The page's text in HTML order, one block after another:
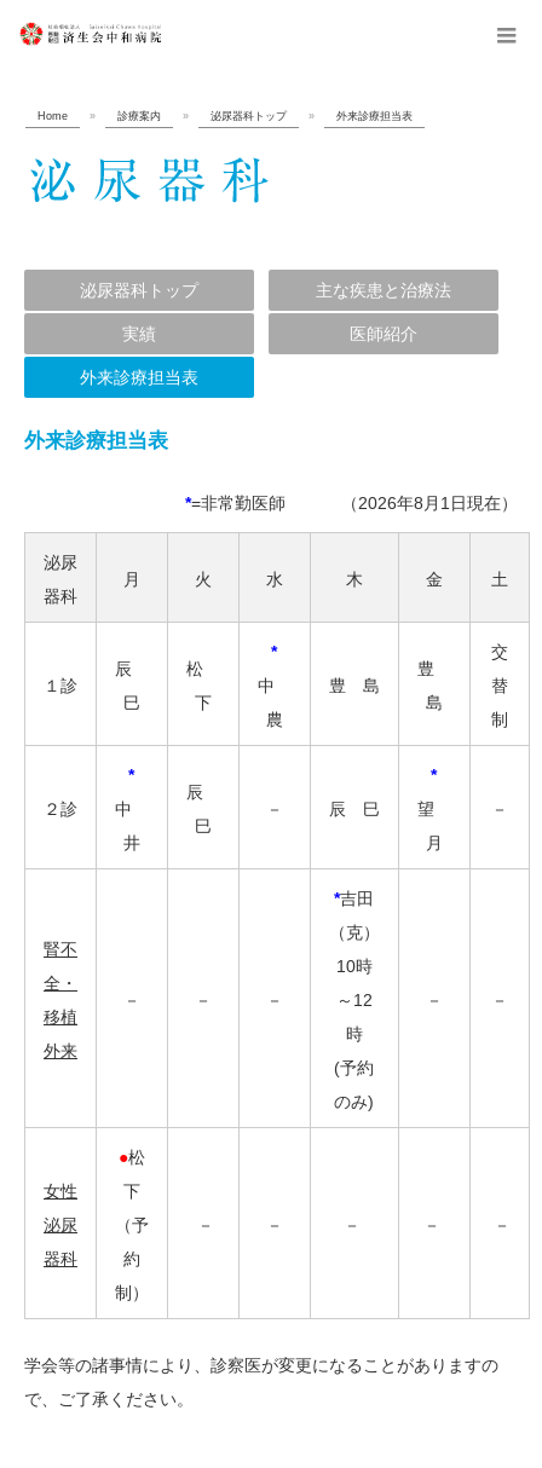
menu
Home » 診療案内 » 泌尿器科トップ » 外来診療担当表
泌尿器科トップ 主な疾患と治療法
実績 医師紹介
外来診療担当表
外来診療担当表
*=非常勤医師 （2026年8月1日現在）
泌尿
器科
月 火 水 木 金 土
１診
辰
巳
松
下
*
中
農
豊 島
豊
島
交
替
制
２診
*
中
井
辰
巳
－ 辰 巳
*
望
月
－
腎不
全・
移植
外来
－ － －
*吉田
（克）
10時
～12
時
(予約
のみ)
－ －
女性
泌尿
器科
●松
下
（予
約
制）
－ － － － －
学会等の諸事情により、診察医が変更になることがありますの
で、ご了承ください。